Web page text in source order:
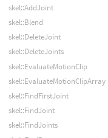
skel::AddJoint
skel::Blend
skel::DeleteJoint
skel::DeleteJoints
skel::EvaluateMotionClip
skel::EvaluateMotionClipArray
skel::FindFirstJoint
skel::FindJoint
skel::FindJoints